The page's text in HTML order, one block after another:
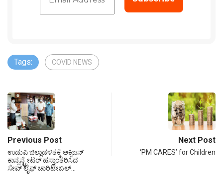
Tags: COVID NEWS
Previous Post
ಉಡುಪಿ ಜಿಲ್ಲಾಡಳಿತಕ್ಕೆ ಆಕ್ಸಿಜನ್
ಕಾನ್ಸನ್ಟ್ರೇಟರ್ ಹಸ್ತಾಂತರಿಸಿದ
ಸೇವ್ ಲೈಫ್ ಚಾರಿಟೇಬಲ್…
Next Post
‘PM CARES’ for Children